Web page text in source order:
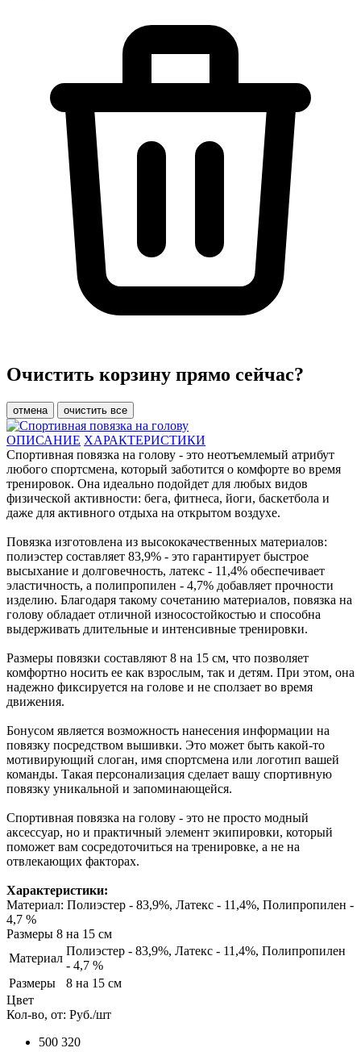
Очистить корзину прямо сейчас?
отмена очистить все
ОПИСАНИЕ ХАРАКТЕРИСТИКИ
Спортивная повязка на голову - это неотъемлемый атрибут
любого спортсмена, который заботится о комфорте во время
тренировок. Она идеально подойдет для любых видов
физической активности: бега, фитнеса, йоги, баскетбола и
даже для активного отдыха на открытом воздухе.
Повязка изготовлена из высококачественных материалов:
полиэстер составляет 83,9% - это гарантирует быстрое
высыхание и долговечность, латекс - 11,4% обеспечивает
эластичность, а полипропилен - 4,7% добавляет прочности
изделию. Благодаря такому сочетанию материалов, повязка на
голову обладает отличной износостойкостью и способна
выдерживать длительные и интенсивные тренировки.
Размеры повязки составляют 8 на 15 см, что позволяет
комфортно носить ее как взрослым, так и детям. При этом, она
надежно фиксируется на голове и не сползает во время
движения.
Бонусом является возможность нанесения информации на
повязку посредством вышивки. Это может быть какой-то
мотивирующий слоган, имя спортсмена или логотип вашей
команды. Такая персонализация сделает вашу спортивную
повязку уникальной и запоминающейся.
Спортивная повязка на голову - это не просто модный
аксессуар, но и практичный элемент экипировки, который
поможет вам сосредоточиться на тренировке, а не на
отвлекающих факторах.
Характеристики:
Материал: Полиэстер - 83,9%, Латекс - 11,4%, Полипропилен -
4,7 %
Размеры 8 на 15 см
Материал
Полиэстер - 83,9%, Латекс - 11,4%, Полипропилен
- 4,7 %
Размеры
8 на 15 см
Цвет
Кол-во, от: Руб./шт
500 320